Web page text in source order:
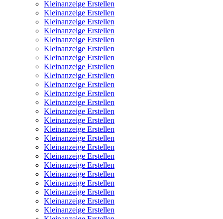
Kleinanzeige Erstellen
Kleinanzeige Erstellen
Kleinanzeige Erstellen
Kleinanzeige Erstellen
Kleinanzeige Erstellen
Kleinanzeige Erstellen
Kleinanzeige Erstellen
Kleinanzeige Erstellen
Kleinanzeige Erstellen
Kleinanzeige Erstellen
Kleinanzeige Erstellen
Kleinanzeige Erstellen
Kleinanzeige Erstellen
Kleinanzeige Erstellen
Kleinanzeige Erstellen
Kleinanzeige Erstellen
Kleinanzeige Erstellen
Kleinanzeige Erstellen
Kleinanzeige Erstellen
Kleinanzeige Erstellen
Kleinanzeige Erstellen
Kleinanzeige Erstellen
Kleinanzeige Erstellen
Kleinanzeige Erstellen